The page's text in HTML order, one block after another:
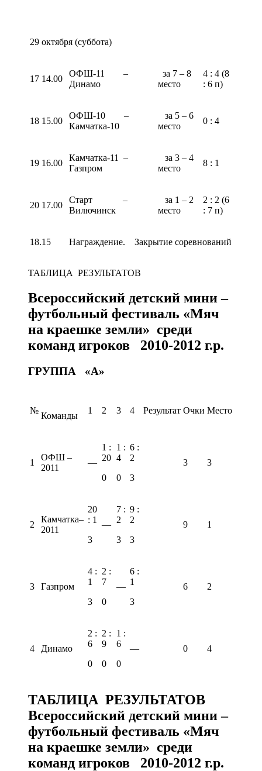
29 октября (суббота)
17 14.00
ОФШ-11 –
Динамо
за 7 – 8
место
4 : 4 (8
: 6 п)
18 15.00
ОФШ-10 –
Камчатка-10
за 5 – 6
место
0 : 4
19 16.00
Камчатка-11 –
Газпром
за 3 – 4
место
8 : 1
20 17.00
Старт –
Вилючинск
за 1 – 2
место
2 : 2 (6
: 7 п)
18.15 Награждение. Закрытие соревнований
ТАБЛИЦА РЕЗУЛЬТАТОВ
Всероссийский детский мини –
футбольный фестиваль «Мяч
на краешке земли» среди
команд игроков 2010-2012 г.р.
ГРУППА «А»
№
Команды
1 2 3 4 Результат Очки Место
1
ОФШ –
2011
—
1 :
20
0
1 :
4
0
6 :
2
3
3 3
2
Камчатка–
2011
20
: 1
3
—
7 :
2
3
9 :
2
3
9 1
3 Газпром
4 :
1
3
2 :
7
0
—
6 :
1
3
6 2
4 Динамо
2 :
6
0
2 :
9
0
1 :
6
0
— 0 4
ТАБЛИЦА РЕЗУЛЬТАТОВ
Всероссийский детский мини –
футбольный фестиваль «Мяч
на краешке земли» среди
команд игроков 2010-2012 г.р.